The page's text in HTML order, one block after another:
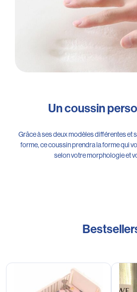
Un coussin
Grâce à ses deux modèles différentes et
forme, ce coussin prendra la forme qui
selon votre morphologie et